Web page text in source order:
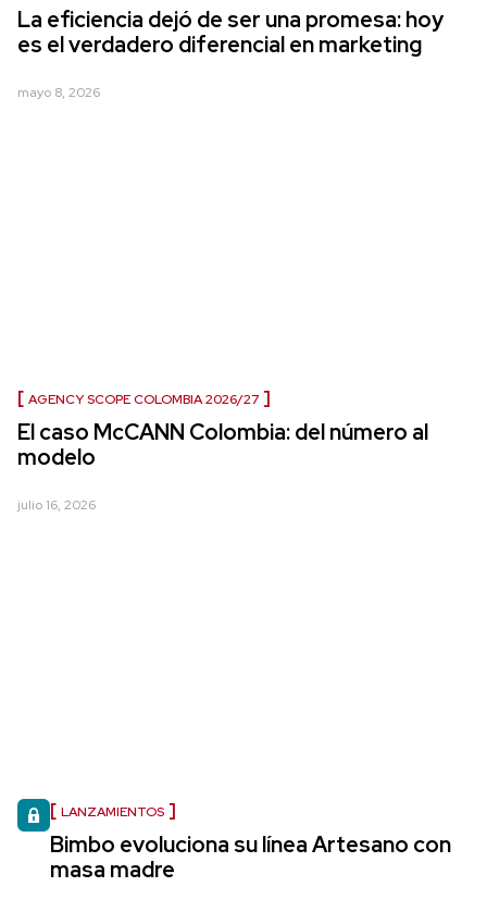
La eficiencia dejó de ser una promesa: hoy
es el verdadero diferencial en marketing
mayo 8, 2026
AGENCY SCOPE COLOMBIA 2026/27
El caso McCANN Colombia: del número al
modelo
julio 16, 2026
LANZAMIENTOS
Bimbo evoluciona su línea Artesano con
masa madre